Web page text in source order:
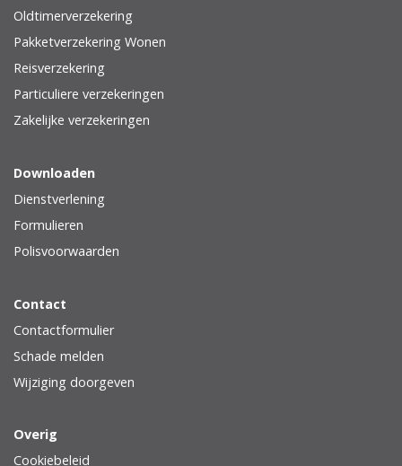
Oldtimerverzekering
Pakketverzekering Wonen
Reisverzekering
Particuliere verzekeringen
Zakelijke verzekeringen
Downloaden
Dienstverlening
Formulieren
Polisvoorwaarden
Contact
Contactformulier
Schade melden
Wijziging doorgeven
Overig
Cookiebeleid